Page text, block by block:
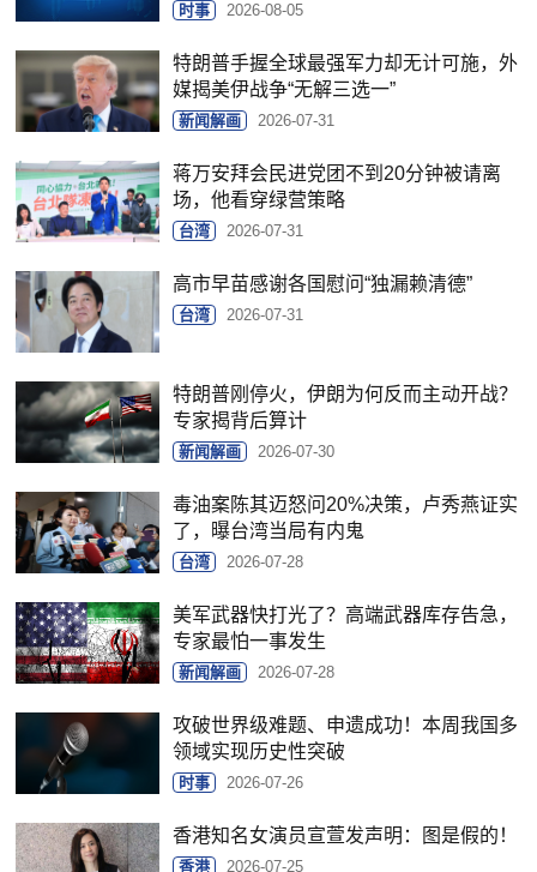
时事 2026-08-05
特朗普手握全球最强军力却无计可施，外
媒揭美伊战争“无解三选一”
新闻解画 2026-07-31
蒋万安拜会民进党团不到20分钟被请离
场，他看穿绿营策略
台湾 2026-07-31
高市早苗感谢各国慰问“独漏赖清德”
台湾 2026-07-31
特朗普刚停火，伊朗为何反而主动开战？
专家揭背后算计
新闻解画 2026-07-30
毒油案陈其迈怒问20%决策，卢秀燕证实
了，曝台湾当局有内鬼
台湾 2026-07-28
美军武器快打光了？高端武器库存告急，
专家最怕一事发生
新闻解画 2026-07-28
攻破世界级难题、申遗成功！本周我国多
领域实现历史性突破
时事 2026-07-26
香港知名女演员宣萱发声明：图是假的！
香港 2026-07-25